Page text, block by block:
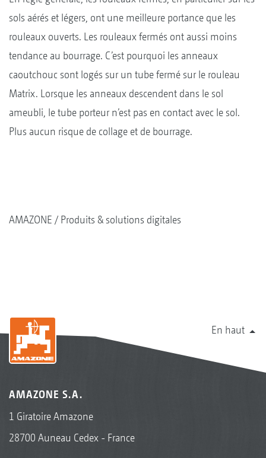
sols aérés et légers, ont une meilleure portance que les
rouleaux ouverts. Les rouleaux fermés ont aussi moins
tendance au bourrage. C’est pourquoi les anneaux
caoutchouc sont logés sur un tube fermé sur le rouleau
Matrix. Lorsque les anneaux descendent dans le sol
ameubli, le tube porteur n’est pas en contact avec le sol.
Plus aucun risque de collage et de bourrage.
AMAZONE Produits & solutions digitales
En haut
AMAZONE S.A.
1 Giratoire Amazone
28700 Auneau Cedex - France